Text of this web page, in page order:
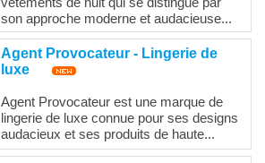
son approche moderne et audacieuse...
Agent Provocateur - Lingerie de
luxe
Agent Provocateur est une marque de
lingerie de luxe connue pour ses designs
audacieux et ses produits de haute...